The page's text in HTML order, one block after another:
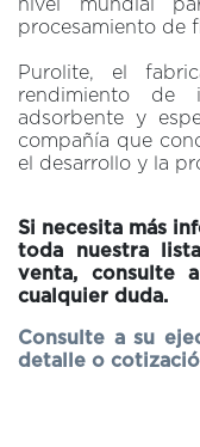
nivel mundial
procesamiento de
Purolite, el
rendimiento de
adsorbente y
compañía que
el desarrollo y la
Si necesita más
toda nuestra
venta, consulte
cualquier duda.
Consulte a su
detalle o